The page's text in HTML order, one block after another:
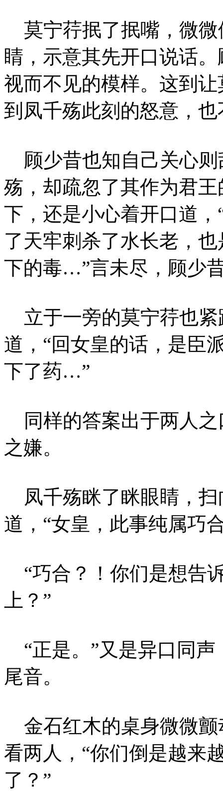
莫宁荇抿了抿嘴，微微
睛，示意其先开口说话
视而不见的模样。这到
到凤千殇此刻的怒意，
顾少昔也知自己关心则
殇，却疏忽了其作为君
下，还是小心着开口道
了天牢刺杀了水长老，
下的毒…”言未尽，顾少
立于一旁的莫宁荇也紧
道，“回女皇的话，是臣
下了药…”
同样的答案出于两人之
之嫌。
凤千殇眯了眯眼睛，扫
道，“女皇，此事纯属巧
“巧合？！你们是想告
上？”
“正是。”又是异口同声
尾音。
金石红木的桌身微微颤
看两人，“你们倒是越来
了？”